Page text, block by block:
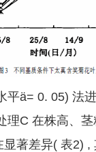
平ä= 0. 05) 法
理C 在株高、
著差异( 表2) ,